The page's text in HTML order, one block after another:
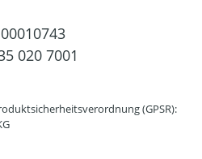
020 7001
(GPSR):